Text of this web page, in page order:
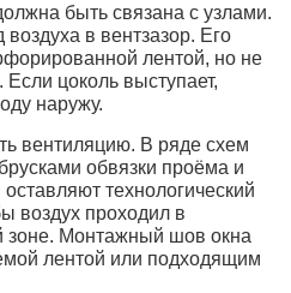
быть связана с узлами.
в вентзазор. Его
лентой, но не
цоколь выступает,
наружу.
вентиляцию. В ряде схем
обвязки проёма и
технологический
воздух проходил в
зоне. Монтажный шов окна
лентой или подходящим